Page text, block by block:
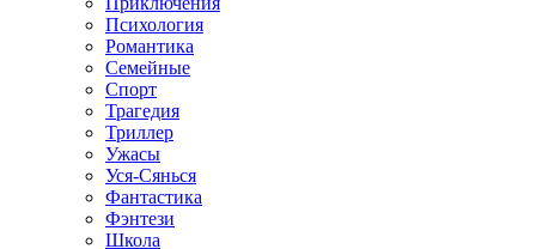
Психология
Романтика
Семейные
Спорт
Трагедия
Триллер
Ужасы
Уся-Сянься
Фантастика
Фэнтези
Школа